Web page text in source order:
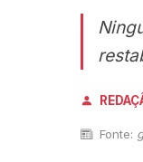
Fonte: